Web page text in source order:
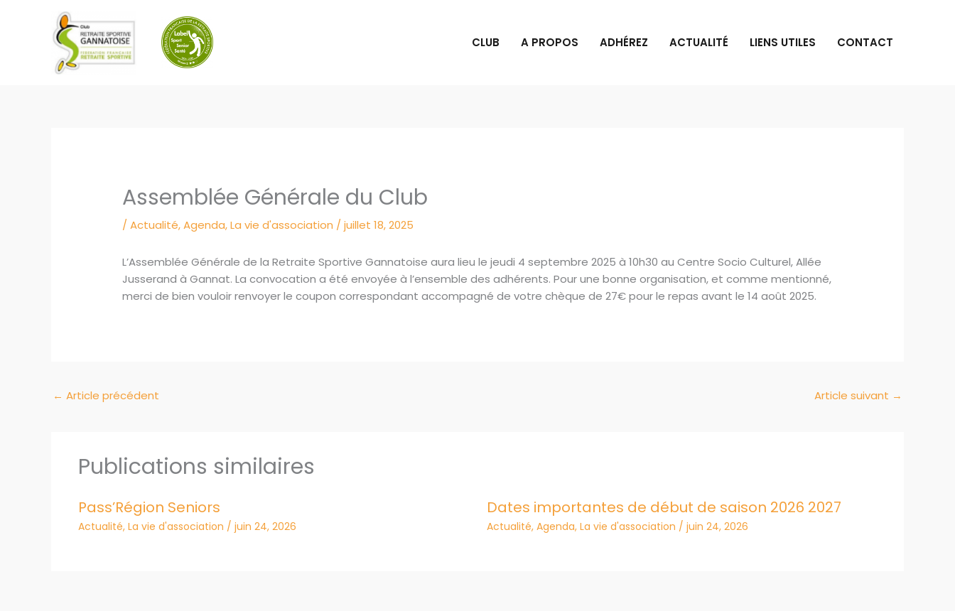
CLUB A PROPOS ADHÉREZ ACTUALITÉ LIENS UTILES CONTACT
Assemblée Générale du Club
/Actualité,Agenda,La vie d'association /juillet 18, 2025
L’Assemblée Générale de la Retraite Sportive Gannatoise aura lieu le jeudi 4 septembre 2025 à 10h30 au Centre Socio Culturel, Allée
Jusserand à Gannat. La convocation a été envoyée à l’ensemble des adhérents. Pour une bonne organisation, et comme mentionné,
merci de bien vouloir renvoyer le coupon correspondant accompagné de votre chèque de 27€ pour le repas avant le 14 août 2025.
← Article précédent Article suivant →
Publications similaires
Pass’Région Seniors
Actualité, La vie d'association / juin 24, 2026
Dates importantes de début de saison 2026 2027
Actualité, Agenda, La vie d'association / juin 24, 2026